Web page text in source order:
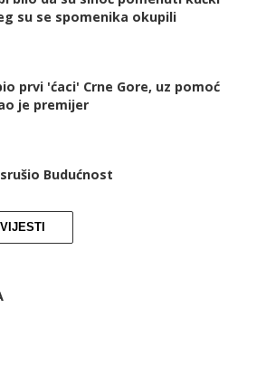
su se spomenika okupili
prvi 'ćaci' Crne Gore, uz pomoć
je premijer
Budućnost